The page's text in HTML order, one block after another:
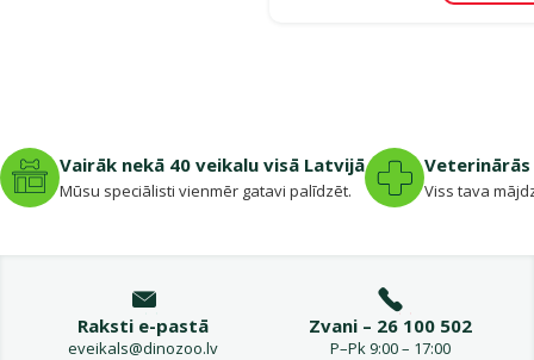
Vairāk nekā 40 veikalu visā Latvijā
Mūsu speciālisti vienmēr gatavi palīdzēt. Viss tava
Raksti e-pastā
eveikals@dinozoo.lv
Zvani – 26 100 502
P–Pk 9:00 – 17:00